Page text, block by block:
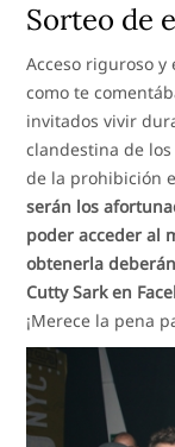
Sorteo de
Acceso riguroso y
como te
invitados vivir
clandestina de
de la prohibición
serán los
poder acceder al
obtenerla
Cutty Sark en
¡Merece la pena